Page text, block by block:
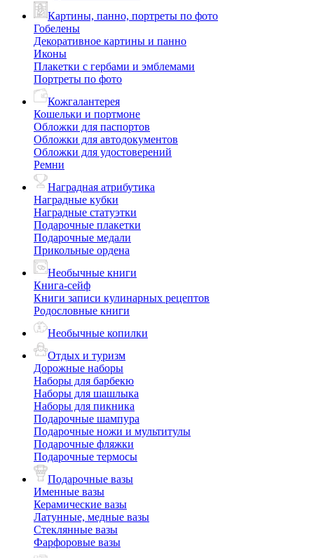
Картины, панно, портреты по фото
Гобелены
Декоративное картины и панно
Иконы
Плакетки с гербами и эмблемами
Портреты по фото
Кожгалантерея
Кошельки и портмоне
Обложки для паспортов
Обложки для автодокументов
Обложки для удостоверений
Ремни
Наградная атрибутика
Наградные кубки
Наградные статуэтки
Подарочные плакетки
Подарочные медали
Прикольные ордена
Необычные книги
Книга-сейф
Книги записи кулинарных рецептов
Родословные книги
Необычные копилки
Отдых и туризм
Дорожные наборы
Наборы для барбекю
Наборы для шашлыка
Наборы для пикника
Подарочные шампура
Подарочные ножи и мультитулы
Подарочные фляжки
Подарочные термосы
Подарочные вазы
Именные вазы
Керамические вазы
Латунные, медные вазы
Стеклянные вазы
Фарфоровые вазы